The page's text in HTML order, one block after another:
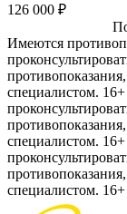
126 000 ₽
Имеются
специалистом. 16+
специалистом. 16+
специалистом. 16+